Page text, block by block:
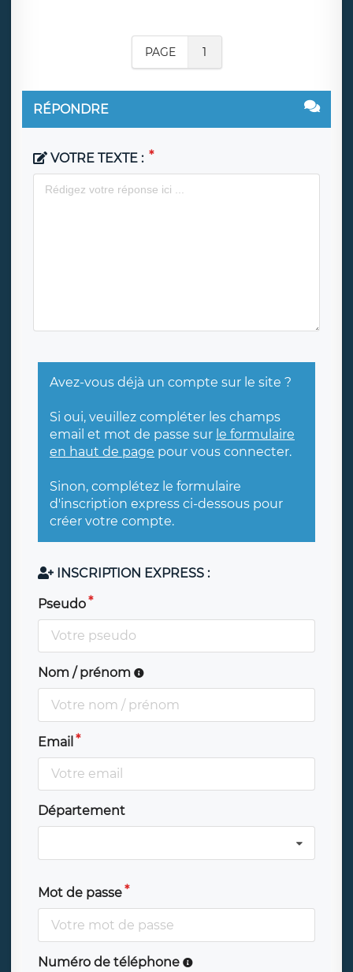
PAGE 1
RÉPONDRE
VOTRE TEXTE :
Avez-vous déjà un compte sur le site ?
Si oui, veuillez compléter les champs
email et mot de passe sur le formulaire
en haut de page pour vous connecter.
Sinon, complétez le formulaire
d'inscription express ci-dessous pour
créer votre compte.
INSCRIPTION EXPRESS :
Pseudo
Nom / prénom
Email
Département
Mot de passe
Numéro de téléphone